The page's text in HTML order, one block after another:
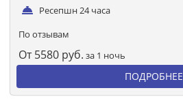
Ресепшн 24 часа
По отзывам
От 5580 руб. за 1 ночь
ПОДРОБНЕЕ